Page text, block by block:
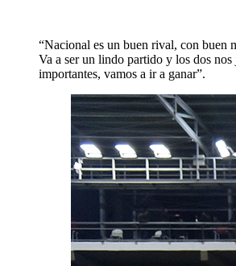
“Nacional es un buen rival, con buen
Va a ser un lindo partido y los dos nos
importantes, vamos a ir a ganar”.